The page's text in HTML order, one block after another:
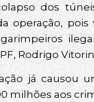
dos
operação, pois
Rodrigo
já causou
milhões aos